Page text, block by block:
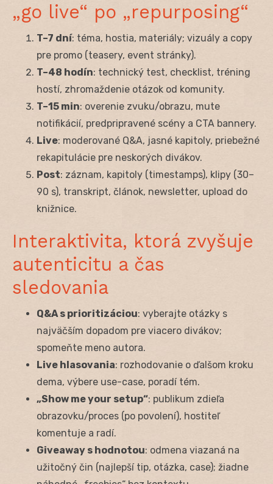
„go live“ po „repurposing“
T–7 dní: téma, hostia, materiály; vizuály a copy
pre promo (teasery, event stránky).
T–48 hodín: technický test, checklist, tréning
hostí, zhromaždenie otázok od komunity.
T–15 min: overenie zvuku/obrazu, mute
notifikácií, predpripravené scény a CTA bannery.
Live: moderované Q&A, jasné kapitoly, priebežné
rekapitulácie pre neskorých divákov.
Post: záznam, kapitoly (timestamps), klipy (30–
90 s), transkript, článok, newsletter, upload do
knižnice.
Interaktivita, ktorá zvyšuje
autenticitu a čas
sledovania
Q&A s prioritizáciou: vyberajte otázky s
najväčším dopadom pre viacero divákov;
spomeňte meno autora.
Live hlasovania: rozhodovanie o ďalšom kroku
dema, výbere use-case, poradí tém.
„Show me your setup“: publikum zdieľa
obrazovku/proces (po povolení), hostiteľ
komentuje a radí.
Giveaway s hodnotou: odmena viazaná na
užitočný čin (najlepší tip, otázka, case); žiadne